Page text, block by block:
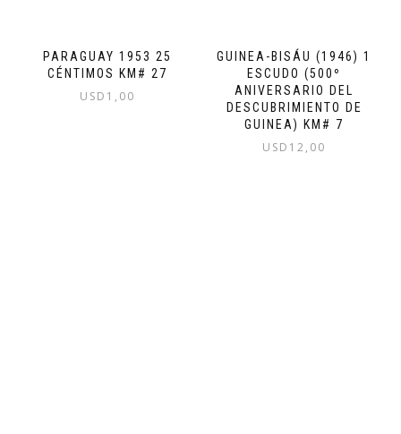
PARAGUAY 1953 25
CÉNTIMOS KM# 27
USD 1,00
GUINEA-BISÁU (1946) 1
ESCUDO (500º
ANIVERSARIO DEL
DESCUBRIMIENTO DE
GUINEA) KM# 7
USD 12,00